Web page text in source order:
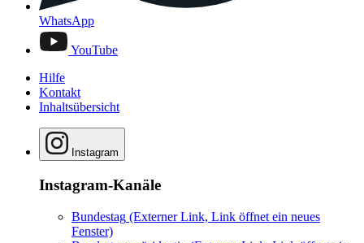
WhatsApp
YouTube
Hilfe
Kontakt
Inhaltsübersicht
Instagram
Instagram-Kanäle
Bundestag (Externer Link, Link öffnet ein neues
Fenster)